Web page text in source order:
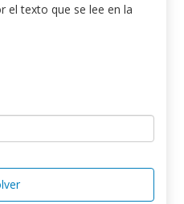
el texto que se lee en la